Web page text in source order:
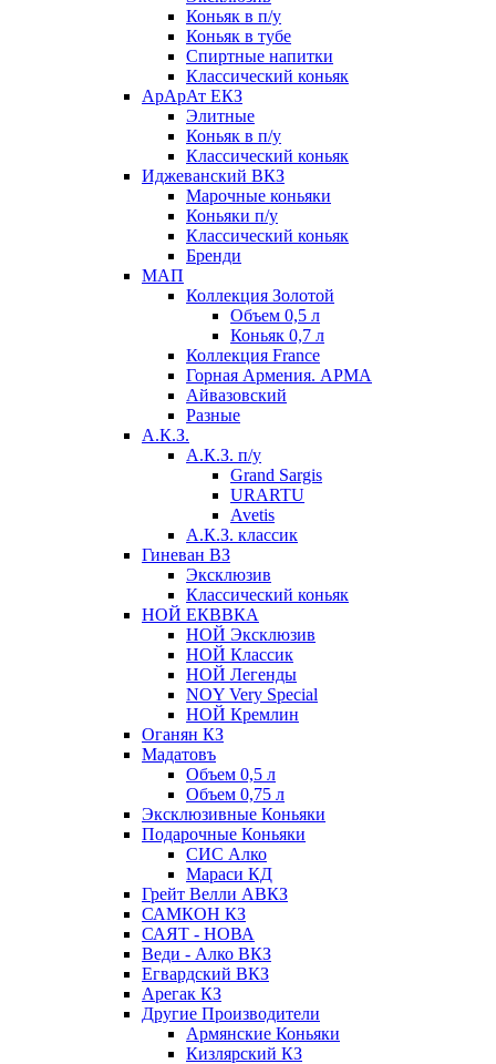
Коньяк в п/у
Коньяк в тубе
Спиртные напитки
Классический коньяк
АрАрАт ЕКЗ
Элитные
Коньяк в п/у
Классический коньяк
Иджеванский ВКЗ
Марочные коньяки
Коньяки п/у
Классический коньяк
Бренди
МАП
Коллекция Золотой
Объем 0,5 л
Коньяк 0,7 л
Коллекция France
Горная Армения. АРМА
Айвазовский
Разные
А.К.З.
А.К.З. п/у
Grand Sargis
URARTU
Avetis
А.К.З. классик
Гиневан ВЗ
Эксклюзив
Классический коньяк
НОЙ ЕКВВКА
НОЙ Эксклюзив
НОЙ Классик
НОЙ Легенды
NOY Very Speсial
НОЙ Кремлин
Оганян КЗ
Мадатовъ
Объем 0,5 л
Объем 0,75 л
Эксклюзивные Коньяки
Подарочные Коньяки
СИС Алко
Мараси КД
Грейт Велли АВКЗ
САМКОН КЗ
САЯТ - НОВА
Веди - Алко ВКЗ
Егвардский ВКЗ
Арегак КЗ
Другие Производители
Армянские Коньяки
Кизлярский КЗ